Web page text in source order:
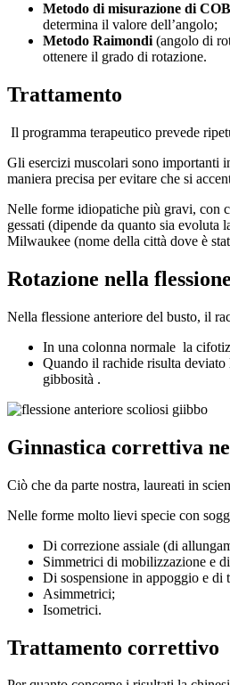
Metodo di misurazione di
determina il valore dell’angolo;
Metodo Raimondi (angolo di
ottenere il grado di rotazione.
Trattamento
Il programma terapeutico prevede
Gli esercizi muscolari sono importanti
maniera precisa per evitare che si
Nelle forme idiopatiche più gravi, con
gessati (dipende da quanto sia
Milwaukee (nome della città dove è
Rotazione nella
Nella flessione anteriore del busto, il
In una colonna normale la
Quando il rachide risulta deviato
gibbosità .
Ginnastica correttiva
Ciò che da parte nostra, laureati in
Nelle forme molto lievi specie con
Di correzione assiale (di
Simmetrici di mobilizzazione e
Di sospensione in appoggio e di
Asimmetrici;
Isometrici.
Trattamento correttivo